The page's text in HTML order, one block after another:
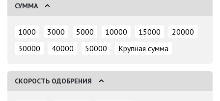
СУММА
1000 3000 5000 10000 15000
20000
30000
40000 50000 Крупная сумма
СКОРОСТЬ ОДОБРЕНИЯ